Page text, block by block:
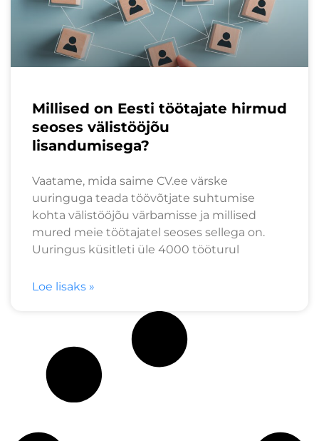
Millised on Eesti töötajate hirmud
seoses välistööjõu
lisandumisega?
Vaatame, mida saime CV.ee värske
uuringuga teada töövõtjate suhtumise
kohta välistööjõu värbamisse ja millised
mured meie töötajatel seoses sellega on.
Uuringus küsitleti üle 4000 tööturul
Loe lisaks »